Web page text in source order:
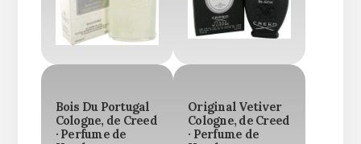
Bois Du Portugal
Cologne, de Creed
· Perfume de
Original Vetiver
Cologne, de Creed
· Perfume de